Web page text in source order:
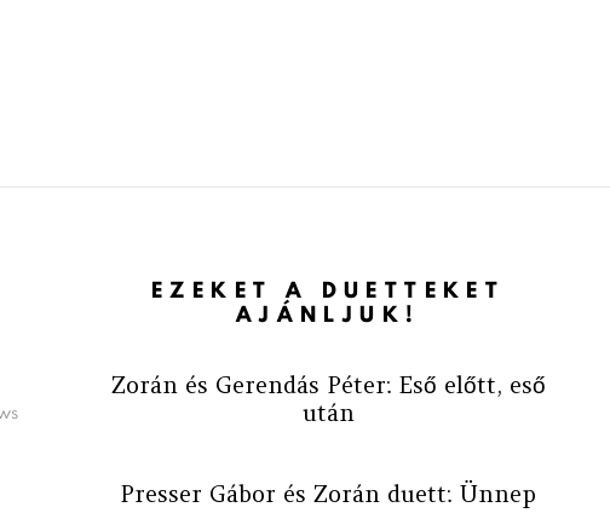
EZEKET A DUETTEKET
AJÁNLJUK!
Zorán és Gerendás Péter: Eső előtt, eső
után
Presser Gábor és Zorán duett: Ünnep